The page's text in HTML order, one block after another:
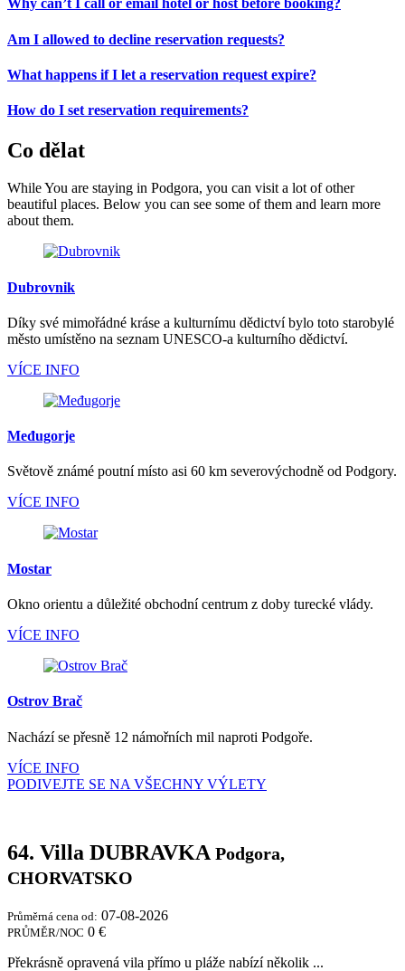
Why can’t I call or email hotel or host before booking?
Am I allowed to decline reservation requests?
What happens if I let a reservation request expire?
How do I set reservation requirements?
Co dělat
While You are staying in Podgora, you can visit a lot of other
beautiful places. Below you can see some of them and learn more
about them.
Dubrovnik
Díky své mimořádné kráse a kulturnímu dědictví bylo toto starobylé
město umístěno na seznam UNESCO-a kulturního dědictví.
VÍCE INFO
Međugorje
Světově známé poutní místo asi 60 km severovýchodně od Podgory.
VÍCE INFO
Mostar
Okno orientu a důležité obchodní centrum z doby turecké vlády.
VÍCE INFO
Ostrov Brač
Nachází se přesně 12 námořních mil naproti Podgoře.
VÍCE INFO
PODIVEJTE SE NA VŠECHNY VÝLETY
64. Villa DUBRAVKAPodgora,
CHORVATSKO
Průměrná cena od: 07-08-2026
PRŮMĚR/NOC 0 €
Překrásně opravená vila přímo u pláže nabízí několik ...